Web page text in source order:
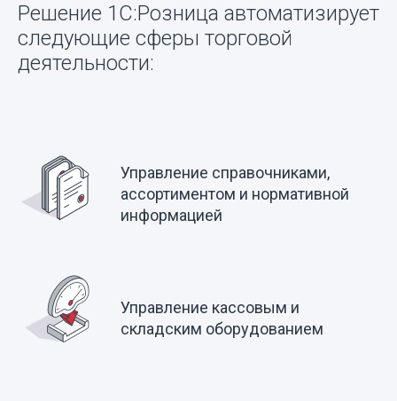
Решение 1С:Розница автоматизирует
следующие сферы торговой
деятельности:
Управление справочниками,
ассортиментом и нормативной
информацией
Управление кассовым и
складским оборудованием